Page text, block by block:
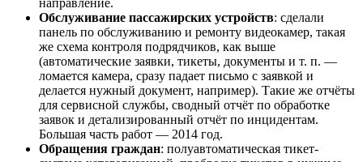
направление.
Обслуживание пассажирских устройств: сделали
панель по обслуживанию и ремонту видеокамер, такая
же схема контроля подрядчиков, как выше
(автоматические заявки, тикеты, документы и т. п. —
ломается камера, сразу падает письмо с заявкой и
делается нужный документ, например). Такие же отчёты
для сервисной службы, сводный отчёт по обработке
заявок и детализированный отчёт по инцидентам.
Большая часть работ — 2014 год.
Обращения граждан: полуавтоматическая тикет-